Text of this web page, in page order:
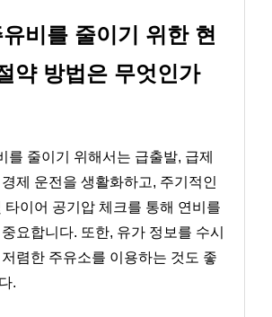
비를 줄이기 위한 현
약 방법은 무엇인가
를 줄이기 위해서는 급출발, 급제
제 운전을 생활화하고, 주기적인
타이어 공기압 체크를 통해 연비를
요합니다. 또한, 유가 정보를 수시
렴한 주유소를 이용하는 것도 좋
.